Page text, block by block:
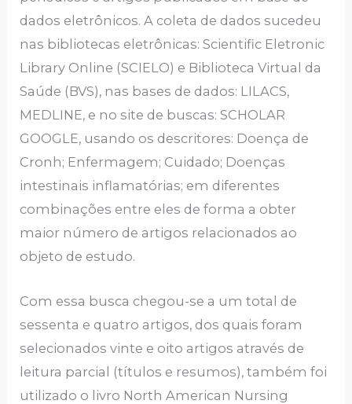
dados eletrônicos. A coleta de dados sucedeu
nas bibliotecas eletrônicas: Scientific Eletronic
Library Online (SCIELO) e Biblioteca Virtual da
Saúde (BVS), nas bases de dados: LILACS,
MEDLINE, e no site de buscas: SCHOLAR
GOOGLE, usando os descritores: Doença de
Cronh; Enfermagem; Cuidado; Doenças
intestinais inflamatórias; em diferentes
combinações entre eles de forma a obter
maior número de artigos relacionados ao
objeto de estudo.
Com essa busca chegou-se a um total de
sessenta e quatro artigos, dos quais foram
selecionados vinte e oito artigos através de
leitura parcial (títulos e resumos), também foi
utilizado o livro North American Nursing